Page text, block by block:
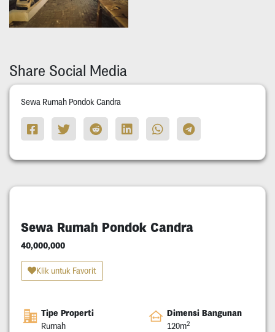
Share Social Media
Sewa Rumah Pondok Candra
Sewa Rumah Pondok Candra
40,000,000
Klik untuk Favorit
Tipe Properti
Rumah
Dimensi Bangunan
120m2